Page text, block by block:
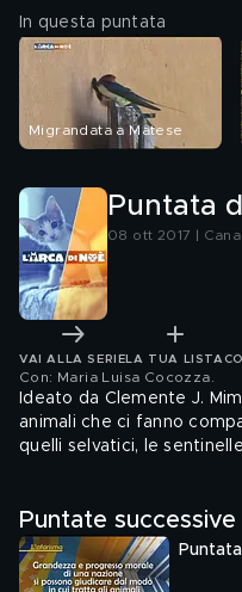
In questa puntata
Migrandata a Matese
Puntata
08 ott 2017 |
VAI ALLA SERIE LA TUA LISTA
Con: Maria Luisa Cocozza
Ideato da Clemente J.
animali che ci fanno
quelli selvatici, le
curarli con il supporto
si occupano dei meno
Puntate successive